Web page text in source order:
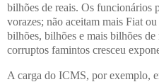
bilhões de reais. Os funcionários
vorazes; não aceitam mais Fiat
bilhões, bilhões e mais bilhões
corruptos famintos cresceu
A carga do ICMS, por exemplo,